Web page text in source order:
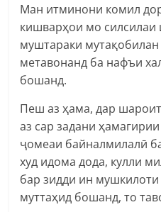
Ман итминони комил
кишварҳои мо
муштараки мутақобилан
метавонанд ба нафъи
бошанд.
Пеш аз ҳама, дар
аз сар задани
ҷомеаи байналмилалӣ
худ идома дода, кулли
бар зидди ин
муттаҳид бошанд, то